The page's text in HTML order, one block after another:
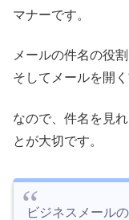
マナーです。
メールの件名の役
そしてメールを開
なので、件名を見
とが大切です。
ビジネスメール